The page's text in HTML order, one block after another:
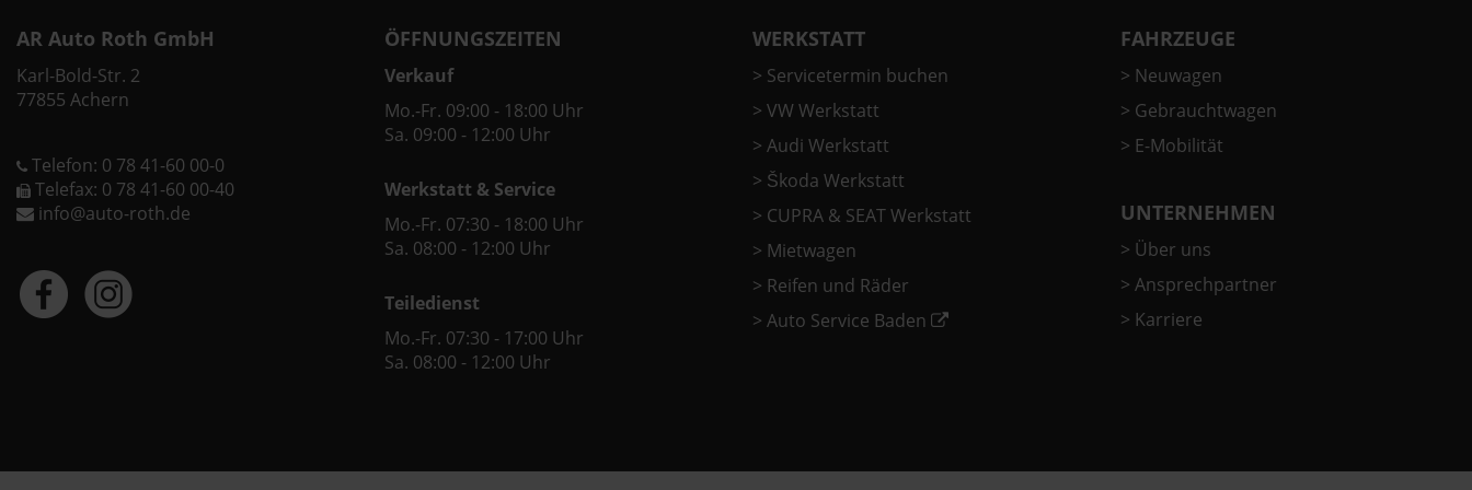
AR Auto Roth GmbH
Karl-Bold-Str. 2
77855 Achern
Telefon: 0 78 41-60 00-0
Telefax: 0 78 41-60 00-40
info@auto-roth.de
ÖFFNUNGSZEITEN
Verkauf
Mo.-Fr. 09:00 - 18:00 Uhr
Sa. 09:00 - 12:00 Uhr
Werkstatt & Service
Mo.-Fr. 07:30 - 18:00 Uhr
Sa. 08:00 - 12:00 Uhr
Teiledienst
Mo.-Fr. 07:30 - 17:00 Uhr
Sa. 08:00 - 12:00 Uhr
WERKSTATT
> Servicetermin buchen
> VW Werkstatt
> Audi Werkstatt
> Škoda Werkstatt
> CUPRA & SEAT Werkstatt
> Mietwagen
> Reifen und Räder
> Auto Service Baden
FAHRZEUGE
> Neuwagen
> Gebrauchtwagen
> E-Mobilität
UNTERNEHMEN
> Über uns
> Ansprechpartner
> Karriere